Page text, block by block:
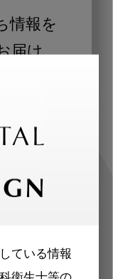
ている情報
情報を
届け
医師、歯
わせた内
します。